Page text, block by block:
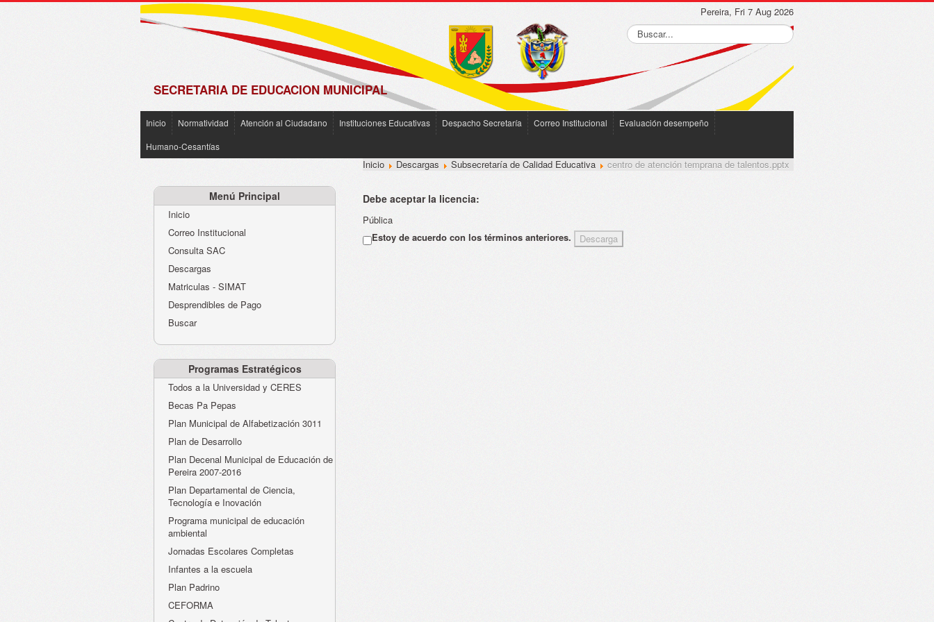
SECRETARIA DE EDUCACION MUNICIPAL
Pereira, Fri 7 Aug 2026
Inicio Normatividad Atención al Ciudadano Instituciones Educativas Despacho Secretaría Correo Institucional
Evaluación desempeño
Humano-Cesantías
Menú Principal
Inicio
Correo Institucional
Consulta SAC
Descargas
Matriculas - SIMAT
Desprendibles de Pago
Buscar
Programas Estratégicos
Todos a la Universidad y CERES
Becas Pa Pepas
Plan Municipal de Alfabetización 3011
Plan de Desarrollo
Plan Decenal Municipal de Educación de
Pereira 2007-2016
Plan Departamental de Ciencia,
Tecnología e Inovación
Programa municipal de educación
ambiental
Jornadas Escolares Completas
Infantes a la escuela
Plan Padrino
CEFORMA
de
Inicio Descargas Subsecretaría de Calidad Educativa centro de atención temprana de talentos.pptx
Debe aceptar la licencia:
Pública
Estoy de acuerdo con los términos anteriores.